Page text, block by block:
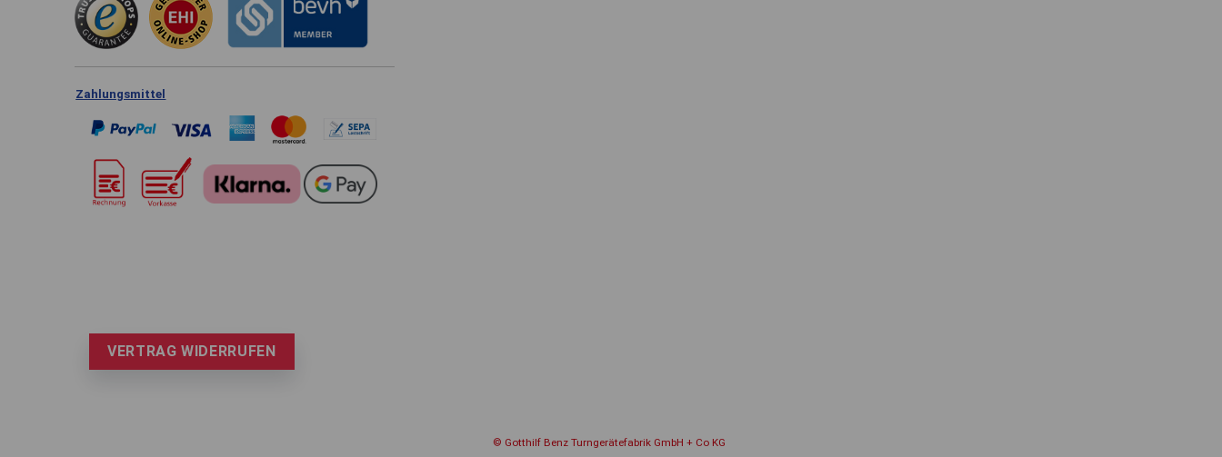
Zahlungsmittel
VERTRAG WIDERRUFEN
© Gotthilf Benz Turngerätefabrik GmbH + Co KG